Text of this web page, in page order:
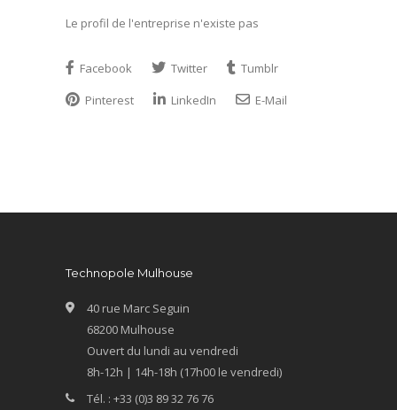
Le profil de l'entreprise n'existe pas
Facebook Twitter
Tumblr
Pinterest
LinkedIn E-Mail
Technopole Mulhouse
40 rue Marc Seguin
68200 Mulhouse
Ouvert du lundi au vendredi
8h-12h | 14h-18h (17h00 le vendredi)
Tél. : +33 (0)3 89 32 76 76